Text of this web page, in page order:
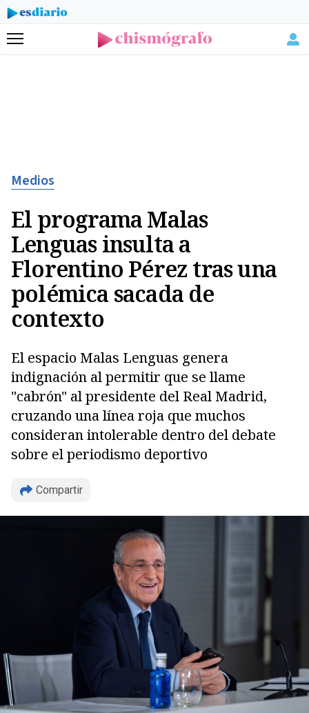
Menú
Medios
El programa Malas
Lenguas insulta a
Florentino Pérez tras una
polémica sacada de
contexto
El espacio Malas Lenguas genera
indignación al permitir que se llame
"cabrón" al presidente del Real Madrid,
cruzando una línea roja que muchos
consideran intolerable dentro del debate
sobre el periodismo deportivo
Compartir